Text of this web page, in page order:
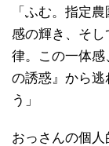
「ふむ。指定
感の輝き、そ
律。この一体
の誘惑』から
う」
おっさんの個